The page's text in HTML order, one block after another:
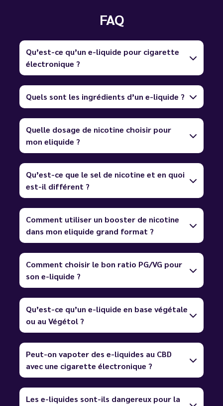
FAQ
Qu’est-ce qu’un e-liquide pour cigarette
électronique ?
Quels sont les ingrédients d’un e-liquide ?
Quelle dosage de nicotine choisir pour
mon eliquide ?
Qu’est-ce que le sel de nicotine et en quoi
est-il différent ?
Comment utiliser un booster de nicotine
dans mon eliquide grand format ?
Comment choisir le bon ratio PG/VG pour
son e-liquide ?
Qu’est-ce qu’un e-liquide en base végétale
ou au Végétol ?
Peut-on vapoter des e-liquides au CBD
avec une cigarette électronique ?
Les e-liquides sont-ils dangereux pour la